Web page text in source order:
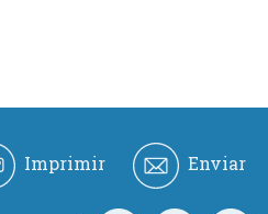
Imprimir Enviar